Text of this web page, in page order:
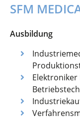
SFM
Ausbildung